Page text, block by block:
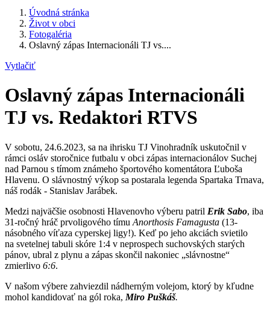
Úvodná stránka
Život v obci
Fotogaléria
Oslavný zápas Internacionáli TJ vs....
Vytlačiť
Oslavný zápas Internacionáli
TJ vs. Redaktori RTVS
V sobotu, 24.6.2023, sa na ihrisku TJ Vinohradník uskutočnil v
rámci osláv storočnice futbalu v obci zápas internacionálov Suchej
nad Parnou s tímom známeho športového komentátora Ľuboša
Hlavenu. O slávnostný výkop sa postarala legenda Spartaka Trnava,
náš rodák - Stanislav Jarábek.
Medzi najväčšie osobnosti Hlavenovho výberu patril Erik Sabo, iba
31-ročný hráč prvoligového tímu Anorthosis Famagusta (13-
násobného víťaza cyperskej ligy!). Keď po jeho akciách svietilo
na svetelnej tabuli skóre 1:4 v neprospech suchovských starých
pánov, ubral z plynu a zápas skončil nakoniec „slávnostne“
zmierlivo 6:6.
V našom výbere zahviezdil nádherným volejom, ktorý by kľudne
mohol kandidovať na gól roka, Miro Puškáš.